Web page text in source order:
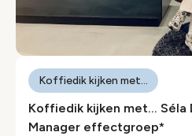
Koffiedik kijken met… Séla
Manager effectgroep*
Koffiedik kijken met...